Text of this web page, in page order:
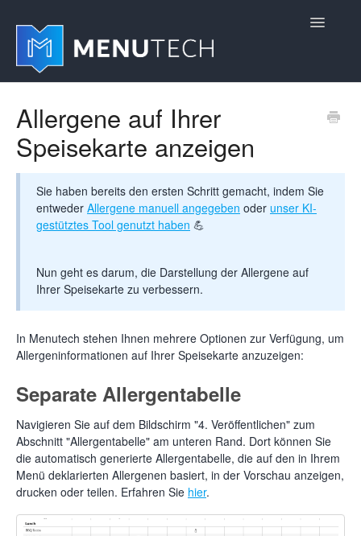
Toggle
Erste Schritte
Erweiterte Module hinzufügen
Allergene auf Ihrer
Speisekarte anzeigen
Sie haben bereits den ersten Schritt gemacht, indem Sie
entweder Allergene manuell angegeben oder unser KI-
gestütztes Tool genutzt haben 💪
Nun geht es darum, die Darstellung der Allergene auf
Ihrer Speisekarte zu verbessern.
In Menutech stehen Ihnen mehrere Optionen zur Verfügung, um
Allergeninformationen auf Ihrer Speisekarte anzuzeigen:
Separate Allergentabelle
Navigieren Sie auf dem Bildschirm "4. Veröffentlichen" zum
Abschnitt "Allergentabelle" am unteren Rand. Dort können Sie
die automatisch generierte Allergentabelle, die auf den in Ihrem
Menü deklarierten Allergenen basiert, in der Vorschau anzeigen,
drucken oder teilen. Erfahren Sie hier.